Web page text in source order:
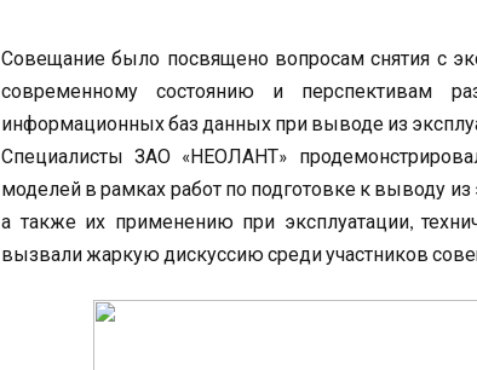
Совещание было посвящено вопросам снятия с
современному состоянию и перспективам
информационных баз данных при выводе из
Специалисты ЗАО «НЕОЛАНТ»
моделей в рамках работ по подготовке к выводу
а также их применению при эксплуатации,
вызвали жаркую дискуссию среди участников